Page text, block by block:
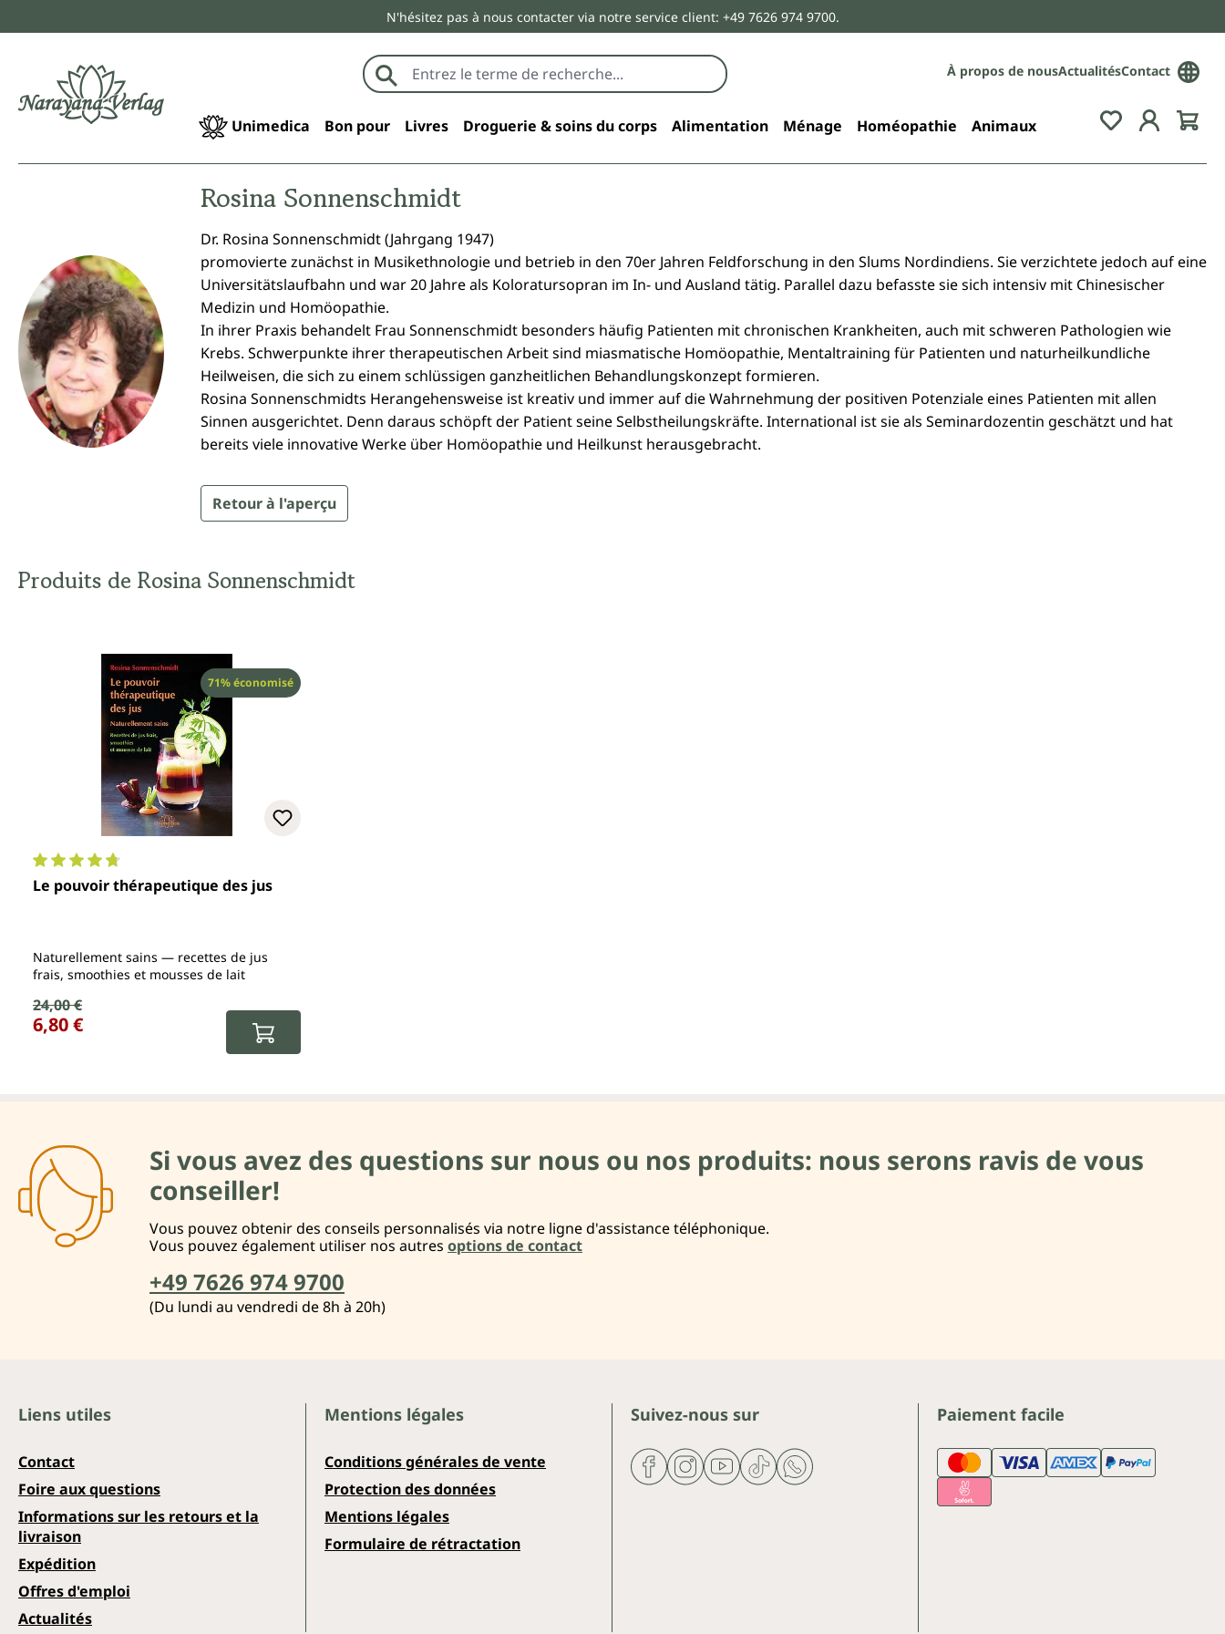
N'hésitez pas à nous contacter via notre service client: +49 7626 974 9700.
À propos de nousActualitésContact
Unimedica Bon pour Livres Droguerie & soins du corps Alimentation Ménage Homéopathie Animaux
Rosina Sonnenschmidt
Dr. Rosina Sonnenschmidt (Jahrgang 1947)
promovierte zunächst in Musikethnologie und betrieb in den 70er Jahren Feldforschung in den Slums Nordindiens. Sie verzichtete jedoch auf eine
Universitätslaufbahn und war 20 Jahre als Koloratursopran im In- und Ausland tätig. Parallel dazu befasste sie sich intensiv mit Chinesischer
Medizin und Homöopathie.
In ihrer Praxis behandelt Frau Sonnenschmidt besonders häufig Patienten mit chronischen Krankheiten, auch mit schweren Pathologien wie
Krebs. Schwerpunkte ihrer therapeutischen Arbeit sind miasmatische Homöopathie, Mentaltraining für Patienten und naturheilkundliche
Heilweisen, die sich zu einem schlüssigen ganzheitlichen Behandlungskonzept formieren.
Rosina Sonnenschmidts Herangehensweise ist kreativ und immer auf die Wahrnehmung der positiven Potenziale eines Patienten mit allen
Sinnen ausgerichtet. Denn daraus schöpft der Patient seine Selbstheilungskräfte. International ist sie als Seminardozentin geschätzt und hat
bereits viele innovative Werke über Homöopathie und Heilkunst herausgebracht.
Retour à l'aperçu
Produits de Rosina Sonnenschmidt
Réduction
71% économisé
Note moyenne de 4.8 sur 5 étoiles
Le pouvoir thérapeutique des jus
Naturellement sains — recettes de jus
frais, smoothies et mousses de lait
Prix de vente :
Prix régulier :
24,00 €
6,80 €
Si vous avez des questions sur nous ou nos produits: nous serons ravis de vous
conseiller!
Vous pouvez obtenir des conseils personnalisés via notre ligne d'assistance téléphonique.
Vous pouvez également utiliser nos autres options de contact
+49 7626 974 9700
(Du lundi au vendredi de 8h à 20h)
Suivez-nous sur Paiement facile
Liens utiles
Contact
Foire aux questions
Informations sur les retours et la
livraison
Expédition
Offres d'emploi
Actualités
Mentions légales
Conditions générales de vente
Protection des données
Mentions légales
Formulaire de rétractation